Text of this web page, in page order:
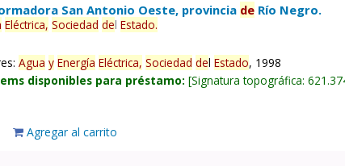
San Antonio Oeste, provincia de Río Negro.
Eléctrica, Sociedad delEstado.
Agua y Energía Eléctrica, Sociedad delEstado, 1998
disponibles para préstamo: Signatura topográfica:
Agregar al carrito